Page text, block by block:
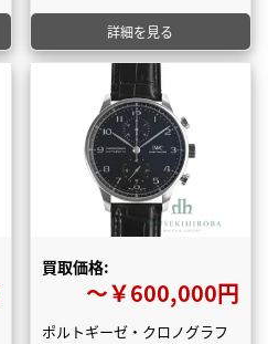
詳細を見る
買取価格:
〜￥600,000円
ポルトギーゼ・クロノグラフ